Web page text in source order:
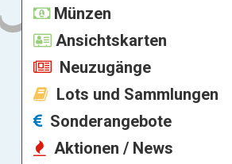
Münzen
Ansichtskarten
Neuzugänge
Lots und Sammlungen
Sonderangebote
Aktionen / News